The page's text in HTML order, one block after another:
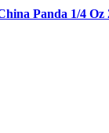
Panda 1/4 Oz